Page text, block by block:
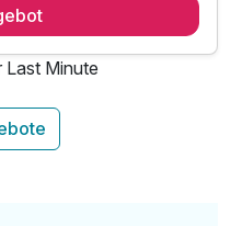
mit Salat vom Büffet
Badetuch
Last Minute